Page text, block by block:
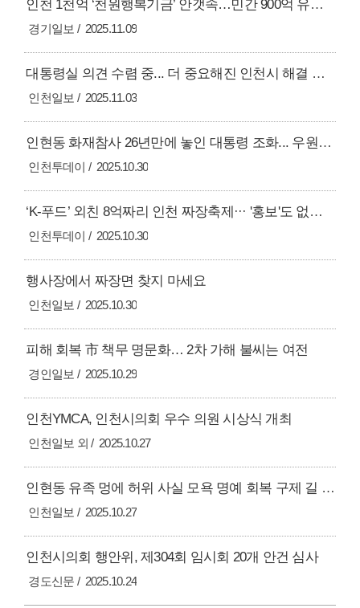
인천 1천억 ‘천원행복기금’ 안갯속…민간 900억 유치 ‘미지수’
경기일보 2025.11.09
대통령실 의견 수렴 중... 더 중요해진 인천시 해결 의지
인천일보 2025.11.03
인현동 화재참사 26년만에 놓인 대통령 조화... 우원식 “명백한 인재”
인천투데이 2025.10.30
‘K-푸드’ 외친 8억짜리 인천 짜장축제··· '홍보'도 없고 '전문성'도 없고
인천투데이 2025.10.30
행사장에서 짜장면 찾지 마세요
인천일보 2025.10.30
피해 회복 市 책무 명문화… 2차 가해 불씨는 여전
경인일보 2025.10.29
인천YMCA, 인천시의회 우수 의원 시상식 개최
인천일보 외 2025.10.27
인현동 유족 멍에 허위 사실 모욕 명예 회복 구제 길 드디어 열렸다
인천일보 2025.10.27
인천시의회 행안위, 제304회 임시회 20개 안건 심사
경도신문 2025.10.24